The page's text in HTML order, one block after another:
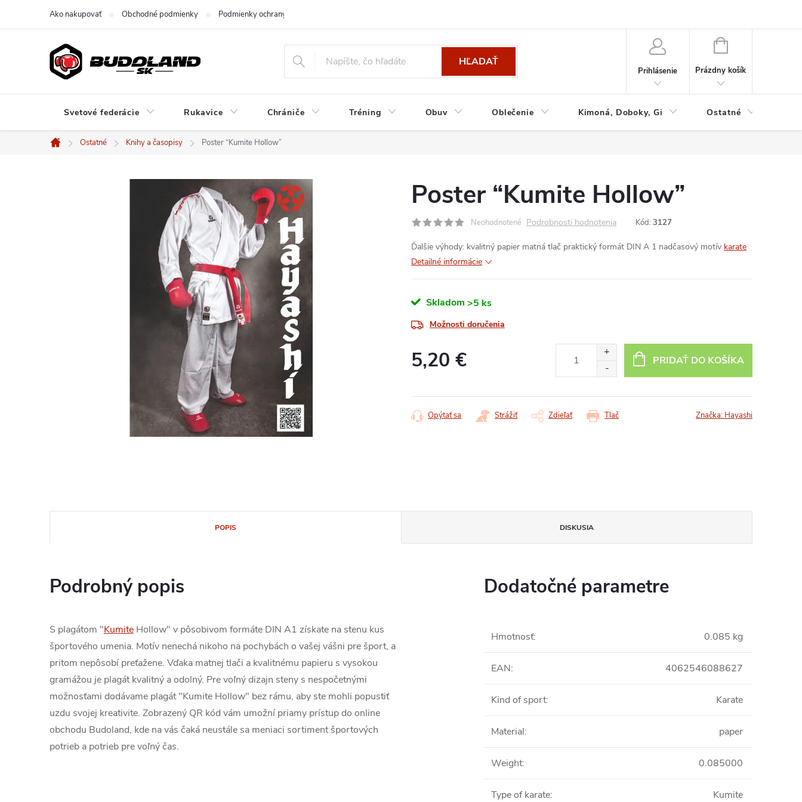
Ako nakupovať Obchodné podmienky Podmienky ochrany osobných údajov
HĽADAŤ
Prihlásenie
NÁKUPNÝ
Prázdny košík
Svetové federácie Rukavice Chrániče Tréning Obuv Oblečenie Kimoná, Doboky, Gi Ostatné
Domov
Ostatné Knihy a časopisy Poster “Kumite Hollow”
Poster “Kumite Hollow”
Neohodnotené Podrobnosti hodnotenia Kód: 3127
Ďalšie výhody: kvalitný papier matná tlač praktický formát DIN A 1 nadčasový motív karate
Detailné informácie
Skladom >5 ks
Možnosti doručenia
5,20 € PRIDAŤ DO KOŠÍKA
Tlač
Opýtať sa Strážiť Zdieľať Značka: Hayashi
POPIS DISKUSIA
Podrobný popis
S plagátom "Kumite Hollow" v pôsobivom formáte DIN A1 získate na stenu kus
športového umenia. Motív nenechá nikoho na pochybách o vašej vášni pre šport, a
pritom nepôsobí preťažene. Vďaka matnej tlači a kvalitnému papieru s vysokou
gramážou je plagát kvalitný a odolný. Pre voľný dizajn steny s nespočetnými
možnosťami dodávame plagát "Kumite Hollow" bez rámu, aby ste mohli popustiť
uzdu svojej kreativite. Zobrazený QR kód vám umožní priamy prístup do online
obchodu Budoland, kde na vás čaká neustále sa meniaci sortiment športových
potrieb a potrieb pre voľný čas.
Dodatočné parametre
Hmotnosť: 0.085 kg
EAN: 4062546088627
Kind of sport: Karate
Material: paper
Weight: 0.085000
Type of karate: Kumite